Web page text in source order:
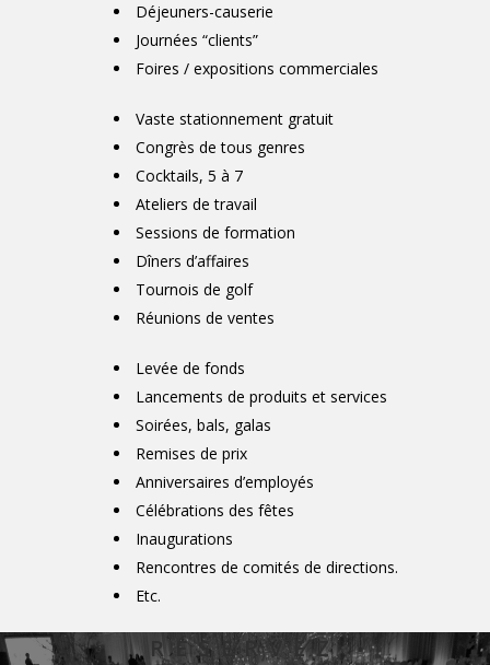
Déjeuners-causerie
Journées “clients”
Foires / expositions commerciales
Vaste stationnement gratuit
Congrès de tous genres
Cocktails, 5 à 7
Ateliers de travail
Sessions de formation
Dîners d’affaires
Tournois de golf
Réunions de ventes
Levée de fonds
Lancements de produits et services
Soirées, bals, galas
Remises de prix
Anniversaires d’employés
Célébrations des fêtes
Inaugurations
Rencontres de comités de directions.
Etc.
RÉSERVEZ